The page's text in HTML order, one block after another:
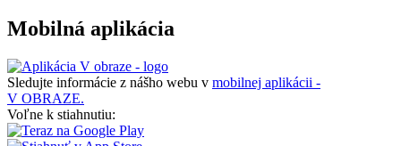
Mobilná aplikácia
Sledujte informácie z nášho webu v mobilnej aplikácii -
V OBRAZE.
Voľne k stiahnutiu: